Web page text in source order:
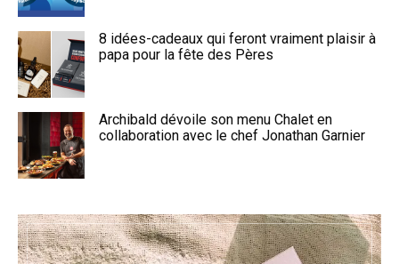
8 idées-cadeaux qui feront vraiment plaisir à
papa pour la fête des Pères
Archibald dévoile son menu Chalet en
collaboration avec le chef Jonathan Garnier